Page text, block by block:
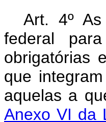
Art. 4º
federal
obrigatórias
que
aquelas a
Anexo VI da